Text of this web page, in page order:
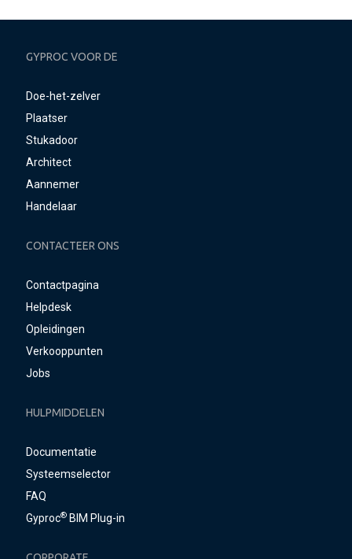
GYPROC VOOR DE
Doe-het-zelver
Plaatser
Stukadoor
Architect
Aannemer
Handelaar
CONTACTEER ONS
Contactpagina
Helpdesk
Opleidingen
Verkooppunten
Jobs
HULPMIDDELEN
Documentatie
Systeemselector
FAQ
Gyproc® BIM Plug-in